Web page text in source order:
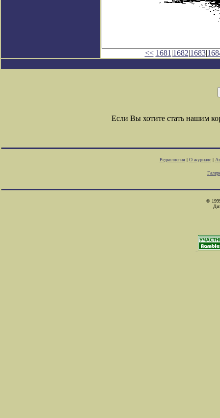
<< 1681 |1682|1683|
Если Вы хотите стать нашим
Редколлегия| О журнале|
©